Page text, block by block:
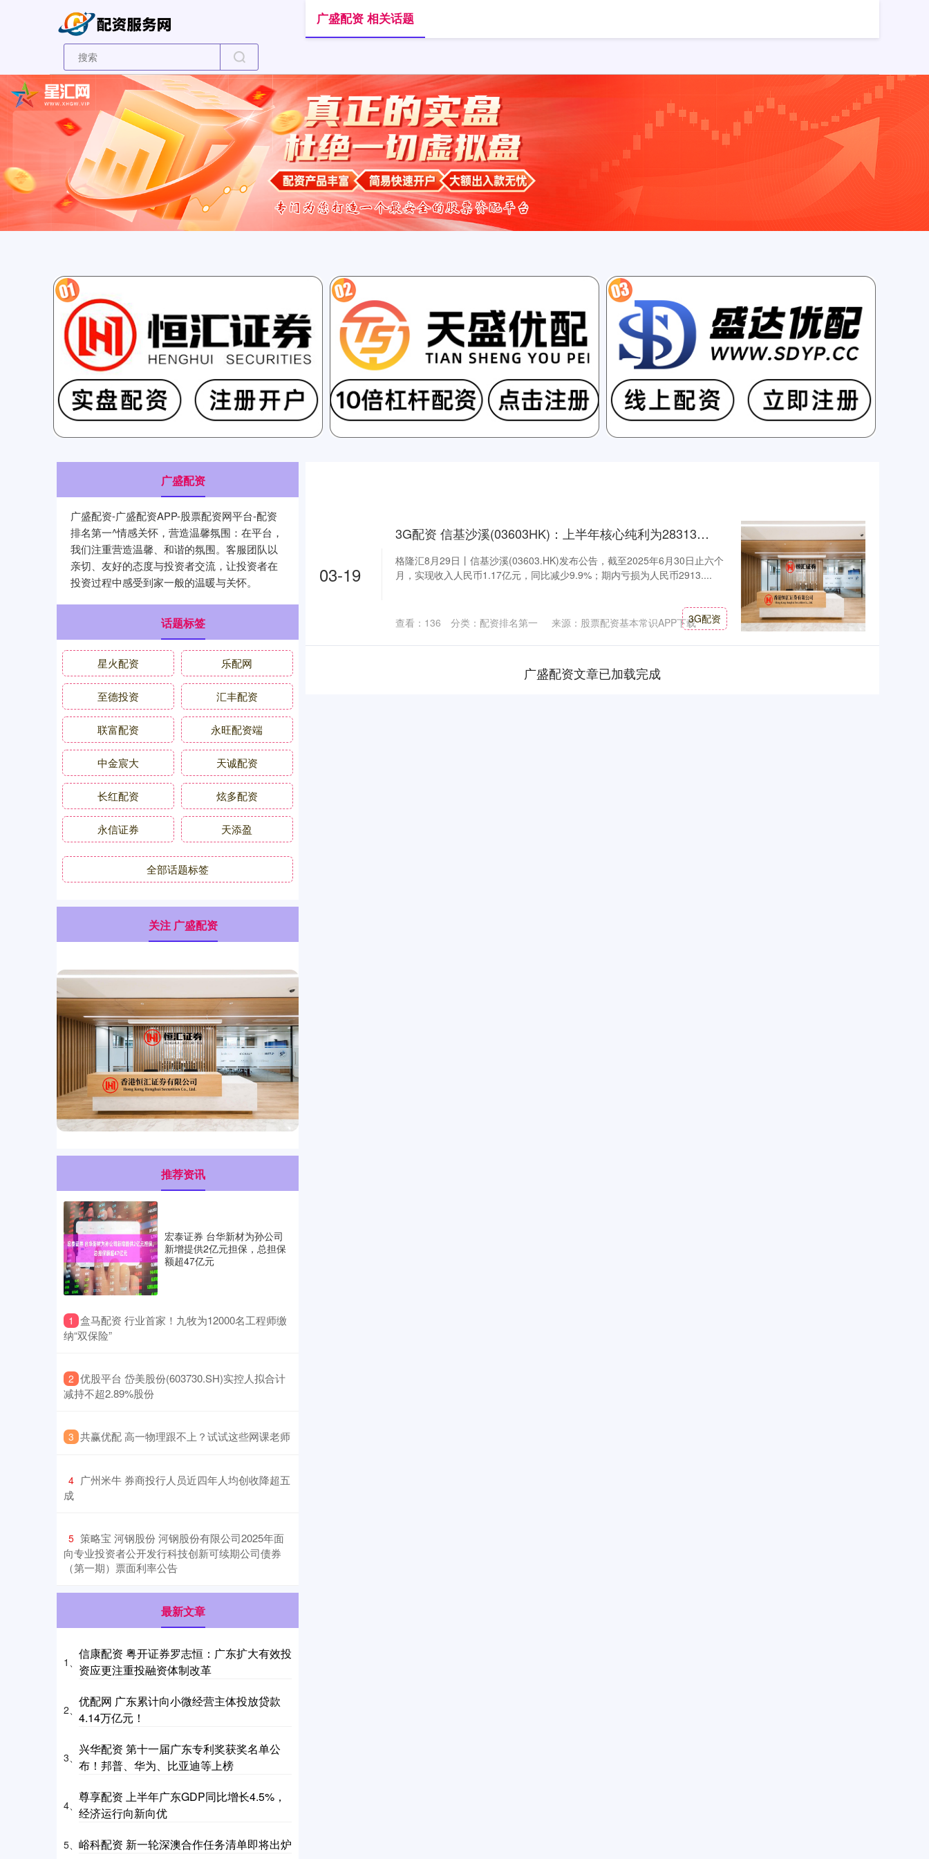
广盛配资 相关话题
03-19
3G配资 信基沙溪(03603HK)：上半年核心纯利为28313万元 同比减少40%
格隆汇8月29日丨信基沙溪(03603.HK)发布公告，截至2025年6月30日止六个
月，实现收入人民币1.17亿元，同比减少9.9%；期内亏损为人民币2913....
3G配资
来源：股票配资基本常识APP下载
查看： 136 分类： 配资排名第一
广盛配资文章已加载完成
广盛配资
广盛配资-广盛配资APP-股票配资网平台-配资
排名第一^情感关怀，营造温馨氛围：在平台，
我们注重营造温馨、和谐的氛围。客服团队以
亲切、友好的态度与投资者交流，让投资者在
投资过程中感受到家一般的温暖与关怀。
话题标签
星火配资 乐配网
至德投资 汇丰配资
联富配资 永旺配资端
中金宸大 天诚配资
长红配资 炫多配资
永信证券 天添盈
全部话题标签
关注 广盛配资
推荐资讯
宏泰证券 台华新材为孙公司
新增提供2亿元担保，总担保
额超47亿元
1 ​盒马配资 行业首家！九牧为12000名工程师缴
纳“双保险”
2 ​优股平台 岱美股份(603730.SH)实控人拟合计
减持不超2.89%股份
3 ​共赢优配 高一物理跟不上？试试这些网课老师
4 ​广州米牛 券商投行人员近四年人均创收降超五
成
5 ​策略宝 河钢股份 河钢股份有限公司2025年面
向专业投资者公开发行科技创新可续期公司债券
（第一期）票面利率公告
最新文章
1、
信康配资 粤开证券罗志恒：广东扩大有效投
资应更注重投融资体制改革
2、
优配网 广东累计向小微经营主体投放贷款
4.14万亿元！
3、
兴华配资 第十一届广东专利奖获奖名单公
布！邦普、华为、比亚迪等上榜
4、
尊享配资 上半年广东GDP同比增长4.5%，
经济运行向新向优
5、 峪科配资 新一轮深澳合作任务清单即将出炉